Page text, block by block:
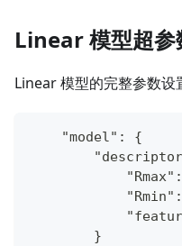
Linear 模型超参
Linear 模型的完整参数设
    "model": {
        }